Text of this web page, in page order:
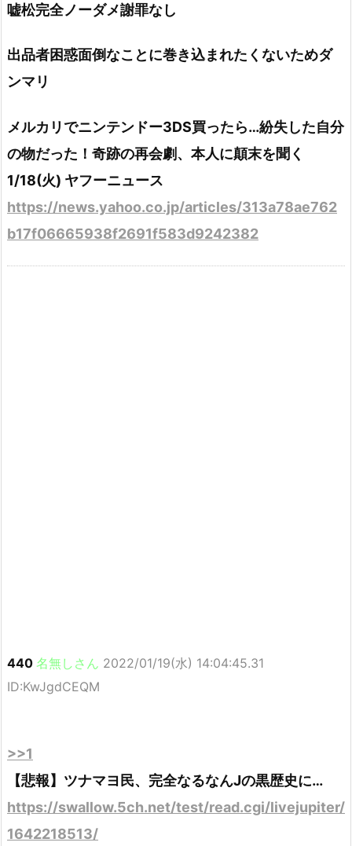
嘘松完全ノーダメ謝罪なし
出品者困惑面倒なことに巻き込まれたくないためダ
ンマリ
メルカリでニンテンドー3DS買ったら…紛失した自分
の物だった！奇跡の再会劇、本人に顛末を聞く
1/18(火) ヤフーニュース
https://news.yahoo.co.jp/articles/313a78ae762
b17f06665938f2691f583d9242382
440 名無しさん 2022/01/19(水) 14:04:45.31
ID:KwJgdCEQM
>>1
【悲報】ツナマヨ民、完全なるなんJの黒歴史に…
https://swallow.5ch.net/test/read.cgi/livejupiter/
1642218513/